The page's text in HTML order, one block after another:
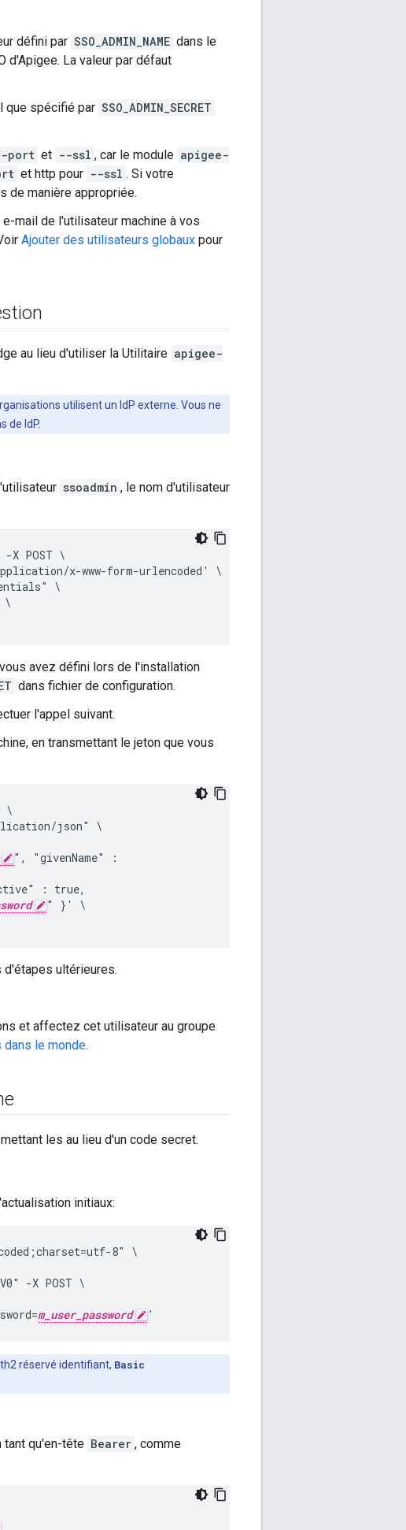
défini par SSO_ADMIN_NAME dans le
d'Apigee. La valeur par défaut
que spécifié par SSO_ADMIN_SECRET
port et --ssl , car le module apigee-
et http pour --ssl . Si votre
de manière appropriée.
mail de l'utilisateur machine à vos
Ajouter des utilisateurs globaux pour
au lieu d'utiliser la Utilitaire apigee-
utilisent un IdP externe. Vous ne
de IdP.
ssoadmin , le nom d'utilisateur
X POST \
x-www-form-urlencoded' \
\
\
avez défini lors de l'installation
dans fichier de configuration.
l'appel suivant.
en transmettant le jeton que vous
\
json" \
", "givenName" :
: true,
" }' \
ultérieures.
et affectez cet utilisateur au groupe
le monde.
les au lieu d'un code secret.
initiaux:
8" \
-X POST \
m_user_password '
réservé identifiant, Basic
tant qu'en-tête Bearer , comme